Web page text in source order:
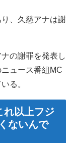
、久慈アナは謝
の謝罪を発表し
ュース番組MC
る。
れ以上フジ
ないんで